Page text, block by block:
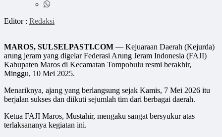
Editor : Redaksi
MAROS, SULSELPASTI.COM — Kejuaraan Daerah (Kejurda)
arung jeram yang digelar Federasi Arung Jeram Indonesia (FAJI)
Kabupaten Maros di Kecamatan Tompobulu resmi berakhir,
Minggu, 10 Mei 2025.
Menariknya, ajang yang berlangsung sejak Kamis, 7 Mei 2026 itu
berjalan sukses dan diikuti sejumlah tim dari berbagai daerah.
Ketua FAJI Maros, Mustahir, mengaku sangat bersyukur atas
terlaksananya kegiatan ini.